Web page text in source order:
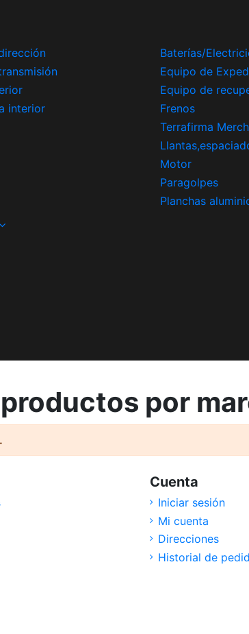
interior
Baterías/
Equipo de
Equipo de
Frenos
Terrafirma
Motor
Paragolpes
Planchas
por
Cuenta
Iniciar sesión
Mi cuenta
Direcciones
Historial de